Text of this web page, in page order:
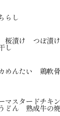
らし
桜漬け つぼ漬
し
めんたい 鶏軟骨
マスタードチキン
どん 熟成牛の